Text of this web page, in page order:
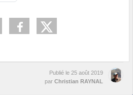
Publié le 25 août 2019
par Christian RAYNAL